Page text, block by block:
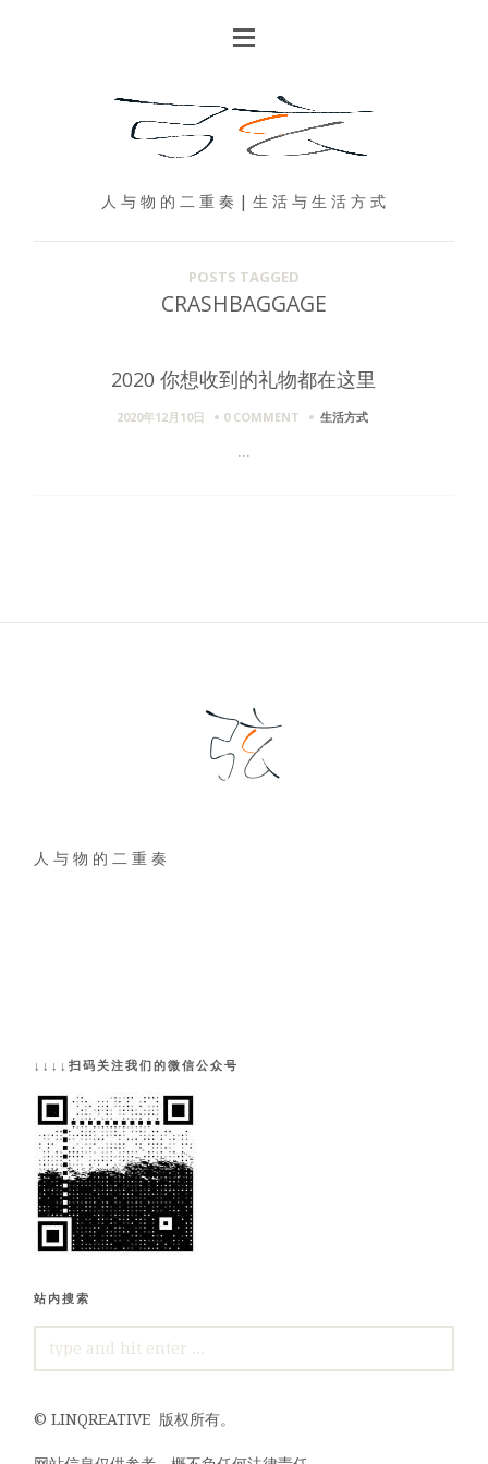
人 与 物 的 二 重 奏 | 生 活 与 生 活 方 式
POSTS TAGGED
CRASHBAGGAGE
2020 你想收到的礼物都在这里
2020年12月10日 0 COMMENT 生活方式
...
人 与 物 的 二 重 奏
↓↓↓↓扫码关注我们的微信公众号
站内搜索
FOR:
©LINQREATIVE 版权所有。